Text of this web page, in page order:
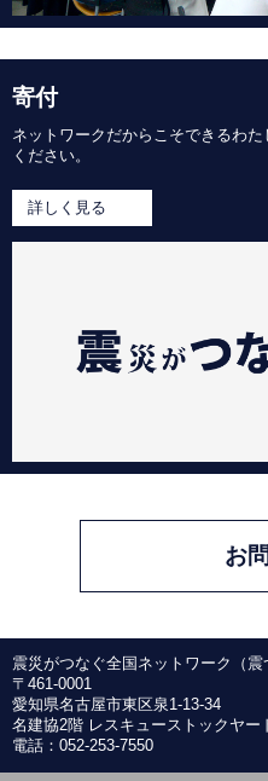
寄付
ネットワークだからこそできるわ
ください。
詳しく見る
お
震災がつなぐ全国ネットワーク（震
〒461-0001
愛知県名古屋市東区泉1-13-34
名建協2階 レスキューストックヤー
電話：052-253-7550